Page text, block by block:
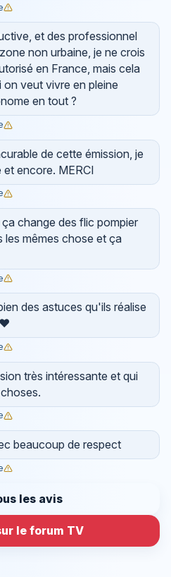
et des professionnel
non urbaine, je ne crois
en France, mais cela
veut vivre en pleine
en tout ?
de cette émission, je
encore. MERCI
change des flic pompier
les mêmes chose et ça
des astuces qu'ils réalise
très intéressante et qui
beaucoup de respect
les avis
le forum TV